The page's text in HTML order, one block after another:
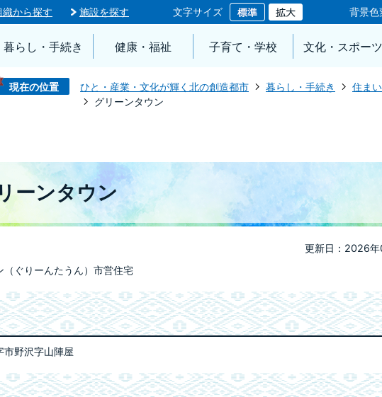
織から探す 施設を探す 文字サイズ 背景色
暮らし・手続き 健康・福祉 子育て・学校 文化・スポーツ
現在の位置 ひと・産業・文化が輝く北の創造都市 暮らし・手続き 住ま
グリーンタウン
ーンタウン
更新日：2026年
（ぐりーんたうん）市営住宅
市野沢字山陣屋